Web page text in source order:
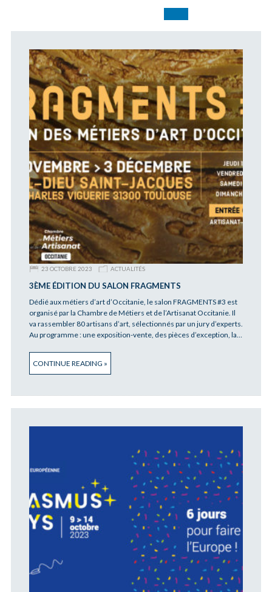
23 OCTOBRE 2023 ACTUALITÉS
3ÈME ÉDITION DU SALON FRAGMENTS
Dédié aux métiers d’art d’Occitanie, le salon FRAGMENTS #3 est
organisé par la Chambre de Métiers et de l’Artisanat Occitanie. Il
va rassembler 80 artisans d’art, sélectionnés par un jury d’experts.
Au programme : une exposition-vente, des pièces d’exception, la…
CONTINUE READING »